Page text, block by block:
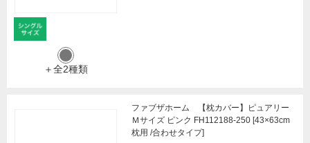
＋全2種類
ファブザホーム 【枕カバー】ピュアリー
Ｍサイズ ピンク FH112188-250 [43×63cm
枕用 /合わせタイプ]